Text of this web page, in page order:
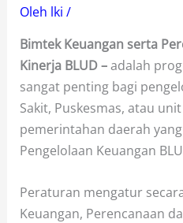
Oleh lki /
Bimtek Keuangan serta
Kinerja BLUD –adalah
sangat penting bagi
Sakit, Puskesmas, atau
pemerintahan daerah
Pengelolaan Keuangan
Peraturan mengatur
Keuangan, Perencanaan